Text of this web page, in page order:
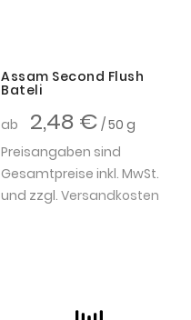
Assam Second Flush
Bateli
ab
2,48 € / 50 g
Preisangaben sind
Gesamtpreise inkl. MwSt.
und zzgl. Versandkosten